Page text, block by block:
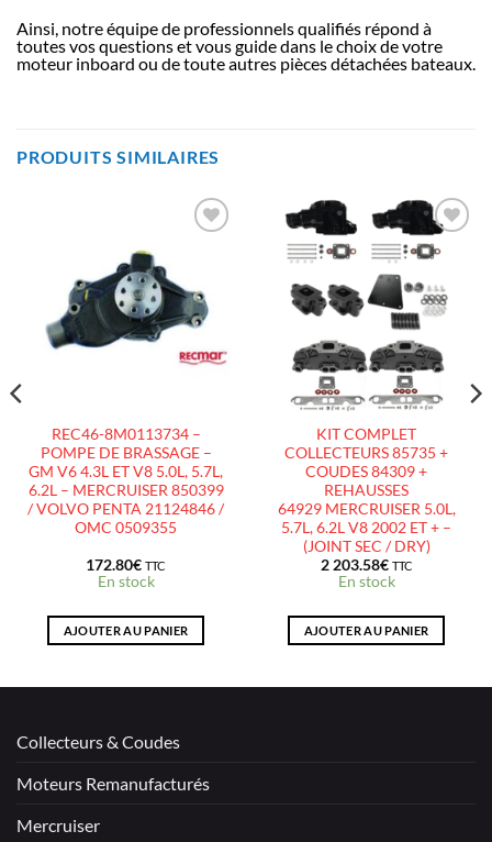
Ainsi, notre équipe de professionnels qualifiés répond à
toutes vos questions et vous guide dans le choix de votre
moteur inboard ou de toute autres pièces détachées bateaux.
PRODUITS SIMILAIRES
AJOUTER
À LA
LISTE
D’ENVIES
REC46-8M0113734 –
POMPE DE BRASSAGE –
GM V6 4.3L ET V8 5.0L, 5.7L,
6.2L – MERCRUISER 850399
/ VOLVO PENTA 21124846 /
OMC 0509355
172.80€ TTC
En stock
AJOUTER AU PANIER
AJOUTER
LISTE
D’ENVIES
KIT COMPLET
COLLECTEURS 85735 +
COUDES 84309 +
REHAUSSES
64929 MERCRUISER 5.0L,
5.7L, 6.2L V8 2002 ET + –
(JOINT SEC / DRY)
2 203.58€ TTC
En stock
AJOUTER AU PANIER
Collecteurs & Coudes
Moteurs Remanufacturés
Mercruiser